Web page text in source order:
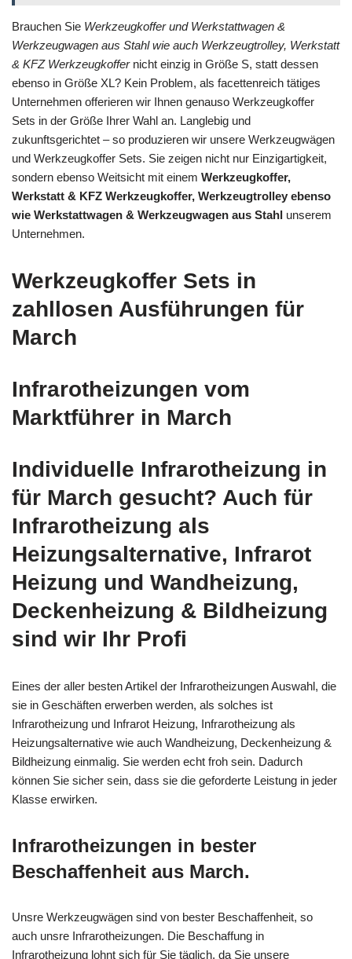
Brauchen Sie Werkzeugkoffer und Werkstattwagen &
Werkzeugwagen aus Stahl wie auch Werkzeugtrolley, Werkstatt
& KFZ Werkzeugkoffernicht einzig in Größe S, statt dessen
ebenso in Größe XL? Kein Problem, als facettenreich tätiges
Unternehmen offerieren wir Ihnen genauso Werkzeugkoffer
Sets in der Größe Ihrer Wahl an. Langlebig und
zukunftsgerichtet – so produzieren wir unsere Werkzeugwägen
und Werkzeugkoffer Sets. Sie zeigen nicht nur Einzigartigkeit,
sondern ebenso Weitsicht mit einem Werkzeugkoffer,
Werkstatt & KFZ Werkzeugkoffer, Werkzeugtrolley ebenso
wie Werkstattwagen & Werkzeugwagen aus Stahl unserem
Unternehmen.
Werkzeugkoffer Sets in
zahllosen Ausführungen für
March
Infrarotheizungen vom
Marktführer in March
Individuelle Infrarotheizung in
für March gesucht? Auch für
Infrarotheizung als
Heizungsalternative, Infrarot
Heizung und Wandheizung,
Deckenheizung & Bildheizung
sind wir Ihr Profi
Eines der aller besten Artikel der Infrarotheizungen Auswahl, die
sie in Geschäften erwerben werden, als solches ist
Infrarotheizung und Infrarot Heizung, Infrarotheizung als
Heizungsalternative wie auch Wandheizung, Deckenheizung &
Bildheizung einmalig. Sie werden echt froh sein. Dadurch
können Sie sicher sein, dass sie die geforderte Leistung in jeder
Klasse erwirken.
Infrarotheizungen in bester
Beschaffenheit aus March.
Unsre Werkzeugwägen sind von bester Beschaffenheit, so
auch unsre Infrarotheizungen. Die Beschaffung in
Infrarotheizung lohnt sich für Sie täglich, da Sie unsere